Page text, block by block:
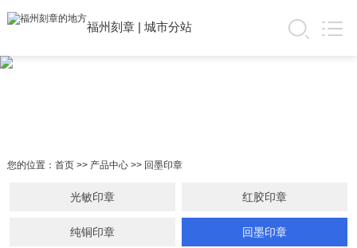
福州刻章| 城市分站
您的位置： 首页>> 产品中心>> 回墨印章
光敏印章 红胶印章
纯铜印章 回墨印章